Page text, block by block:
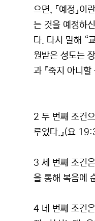
으면, 『예정』
는 것을 예정하
다. 다시 말해 “
원받은 성도는
과 『죽지 아니
2 두 번째 조건
루었다.』(요
3 세 번째 조건
을 통해 복음에
4 네 번째 조건